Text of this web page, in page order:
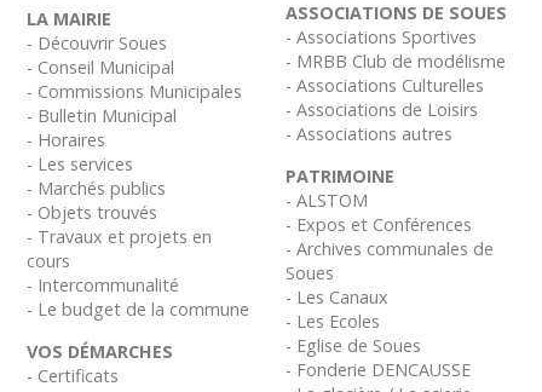
LA MAIRIE
- Découvrir Soues
- Conseil Municipal
- Commissions Municipales
- Bulletin Municipal
- Horaires
- Les services
- Marchés publics
- Objets trouvés
- Travaux et projets en
cours
- Intercommunalité
- Le budget de la commune
VOS DÉMARCHES
- Certificats
ASSOCIATIONS DE SOUES
- Associations Sportives
- MRBB Club de modélisme
- Associations Culturelles
- Associations de Loisirs
- Associations autres
PATRIMOINE
- ALSTOM
- Expos et Conférences
- Archives communales de
Soues
- Les Canaux
- Les Ecoles
- Eglise de Soues
- Fonderie DENCAUSSE